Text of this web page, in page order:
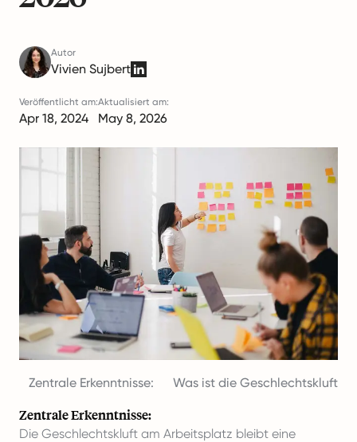
Autor
Vivien Sujbert
Veröffentlicht am:
Apr 18, 2024
Aktualisiert am:
May 8, 2026
Zentrale Erkenntnisse: Was ist die Geschlechtskluft?
Zentrale Erkenntnisse:
Die Geschlechtskluft am Arbeitsplatz bleibt eine